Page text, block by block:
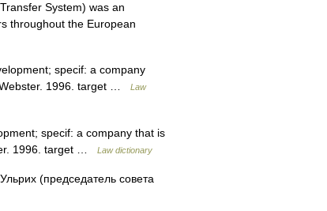
System) was an
throughout the European
specif: a company
Webster. 1996. target …
Law
specif: a company that is
1996. target …
Law dictionary
(председатель совета